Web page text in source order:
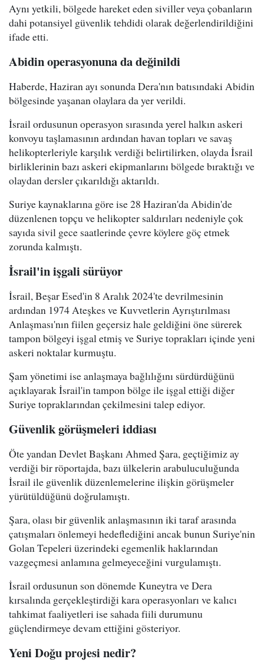
Aynı yetkili, bölgede hareket eden siviller veya çobanların
dahi potansiyel güvenlik tehdidi olarak değerlendirildiğini
ifade etti.
Abidin operasyonuna da değinildi
Haberde, Haziran ayı sonunda Dera'nın batısındaki Abidin
bölgesinde yaşanan olaylara da yer verildi.
İsrail ordusunun operasyon sırasında yerel halkın askeri
konvoyu taşlamasının ardından havan topları ve savaş
helikopterleriyle karşılık verdiği belirtilirken, olayda İsrail
birliklerinin bazı askeri ekipmanlarını bölgede bıraktığı ve
olaydan dersler çıkarıldığı aktarıldı.
Suriye kaynaklarına göre ise 28 Haziran'da Abidin'de
düzenlenen topçu ve helikopter saldırıları nedeniyle çok
sayıda sivil gece saatlerinde çevre köylere göç etmek
zorunda kalmıştı.
İsrail'in işgali sürüyor
İsrail, Beşar Esed'in 8 Aralık 2024'te devrilmesinin
ardından 1974 Ateşkes ve Kuvvetlerin Ayrıştırılması
Anlaşması'nın fiilen geçersiz hale geldiğini öne sürerek
tampon bölgeyi işgal etmiş ve Suriye toprakları içinde yeni
askeri noktalar kurmuştu.
Şam yönetimi ise anlaşmaya bağlılığını sürdürdüğünü
açıklayarak İsrail'in tampon bölge ile işgal ettiği diğer
Suriye topraklarından çekilmesini talep ediyor.
Güvenlik görüşmeleri iddiası
Öte yandan Devlet Başkanı Ahmed Şara, geçtiğimiz ay
verdiği bir röportajda, bazı ülkelerin arabuluculuğunda
İsrail ile güvenlik düzenlemelerine ilişkin görüşmeler
yürütüldüğünü doğrulamıştı.
Şara, olası bir güvenlik anlaşmasının iki taraf arasında
çatışmaları önlemeyi hedeflediğini ancak bunun Suriye'nin
Golan Tepeleri üzerindeki egemenlik haklarından
vazgeçmesi anlamına gelmeyeceğini vurgulamıştı.
İsrail ordusunun son dönemde Kuneytra ve Dera
kırsalında gerçekleştirdiği kara operasyonları ve kalıcı
tahkimat faaliyetleri ise sahada fiili durumunu
güçlendirmeye devam ettiğini gösteriyor.
Yeni Doğu projesi nedir?